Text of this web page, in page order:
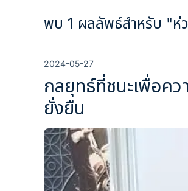
พบ 1 ผลลัพธ์สำหรับ "ห่
2024-05-27
กลยุทธ์ที่ชนะเพื่อค
ยั่งยืน